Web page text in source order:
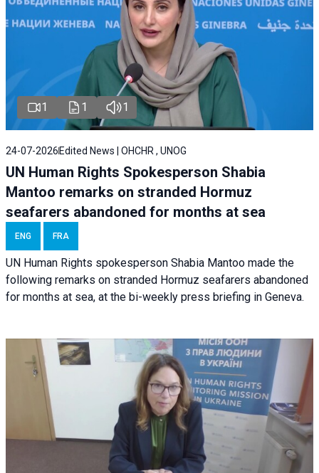
1 1 1
24-07-2026 Edited News | OHCHR , UNOG
UN Human Rights Spokesperson Shabia
Mantoo remarks on stranded Hormuz
seafarers abandoned for months at sea
ENG FRA
UN Human Rights spokesperson Shabia Mantoo made the
following remarks on stranded Hormuz seafarers abandoned
for months at sea, at the bi-weekly press briefing in Geneva.